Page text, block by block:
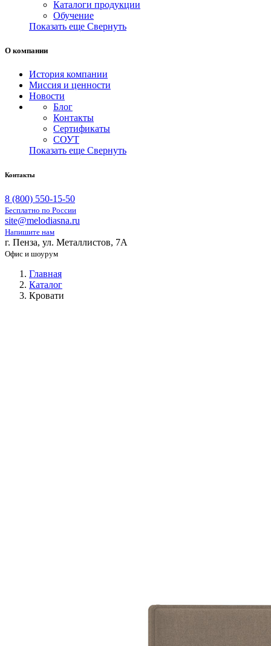
Каталоги продукции
Обучение
Показать еще Свернуть
О компании
История компании
Миссия и ценности
Новости
Блог
Контакты
Сертификаты
СОУТ
Показать еще Свернуть
Контакты
8 (800) 550-15-50
Бесплатно по России
site@melodiasna.ru
Напишите нам
г. Пенза, ул. Металлистов, 7А
Офис и шоурум
Главная
Каталог
Кровати